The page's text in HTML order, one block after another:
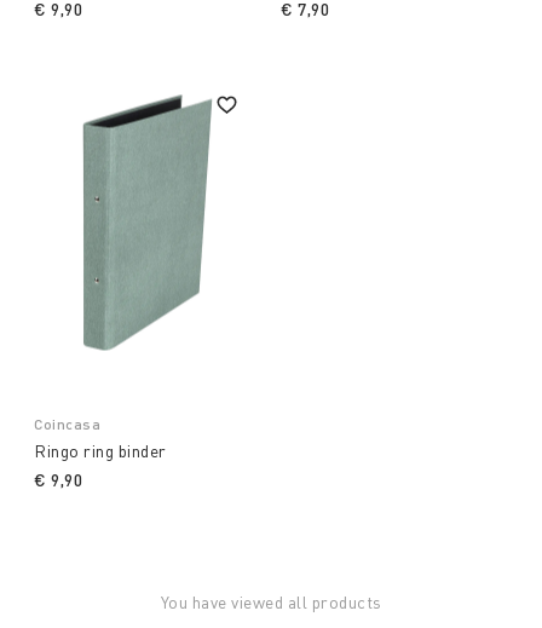
€ 9,90
€ 7,90
Coincasa
Ringo ring binder
€ 9,90
You have viewed all products